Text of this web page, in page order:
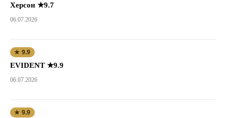
Херсон ★9.7
06.07.2026
★ 9.9
EVIDENT ★9.9
06.07.2026
★ 9.9